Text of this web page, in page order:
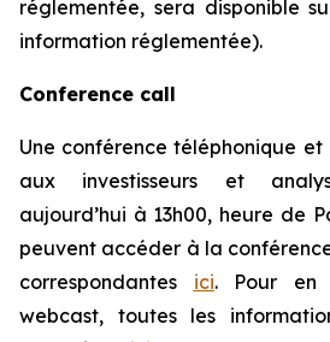
réglementée, sera disponible
information réglementée).
Conference call
Une conférence téléphonique
aux investisseurs et
aujourd’hui à 13h00, heure de
peuvent accéder à la
correspondantes ici. Pour en
webcast, toutes les